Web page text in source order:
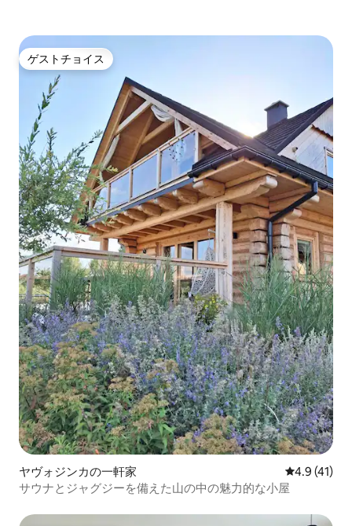
ゲストチョイス
ゲストチョイス
ヤヴォジンカの一軒家 レビュー41
4.9 (41)
サウナとジャグジーを備えた山の中の魅力的な小屋